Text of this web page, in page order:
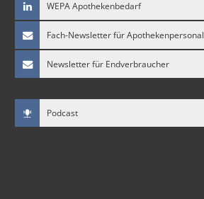
WEPA Apothekenbedarf
Fach-Newsletter für Apothekenpersonal
Newsletter für Endverbraucher
Podcast